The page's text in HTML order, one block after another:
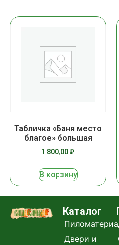
Табличка «Баня место
благое» большая
1 800,00₽
В корзину
Каталог
Двери и